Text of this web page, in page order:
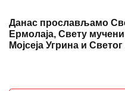
Данас прослављамо
Ермолаја, Свету
Мојсеја Угрина и